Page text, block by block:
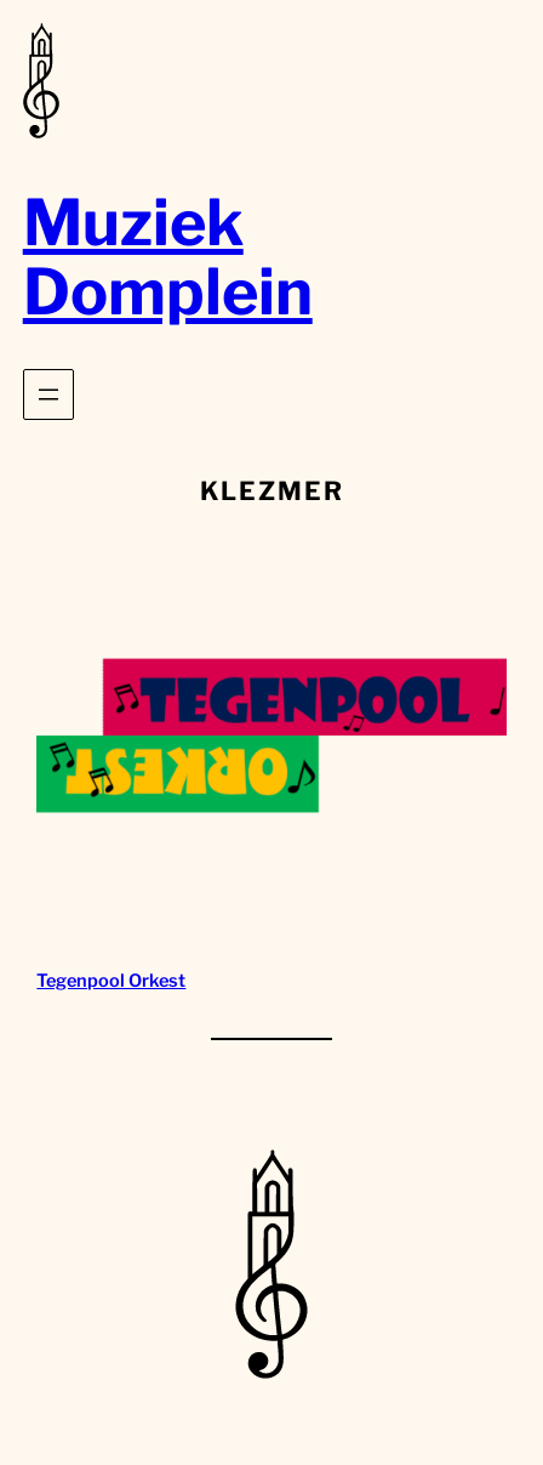
Muziek
Domplein
KLEZMER
Tegenpool Orkest